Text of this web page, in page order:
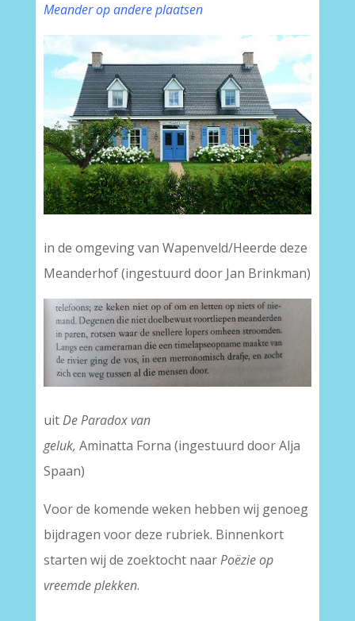
Meander op andere plaatsen
in de omgeving van Wapenveld/Heerde deze
Meanderhof (ingestuurd door Jan Brinkman)
uitDe Paradox van
geluk, Aminatta Forna (ingestuurd door Alja
Spaan)
Voor de komende weken hebben wij genoeg
bijdragen voor deze rubriek. Binnenkort
starten wij de zoektocht naarPoëzie op
vreemde plekken.